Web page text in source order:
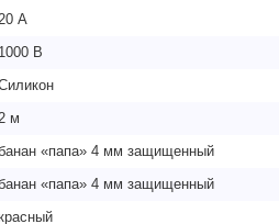
А
1000 В
м
«папа» 4 мм защищенный
«папа» 4 мм защищенный